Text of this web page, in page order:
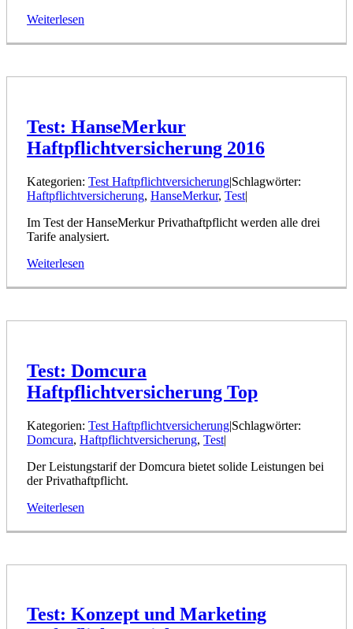
Weiterlesen
Test: HanseMerkur
Haftpflichtversicherung 2016
Kategorien: Test Haftpflichtversicherung|Schlagwörter:
Haftpflichtversicherung, HanseMerkur, Test|
Im Test der HanseMerkur Privathaftpflicht werden alle drei
Tarife analysiert.
Weiterlesen
Test: Domcura
Haftpflichtversicherung Top
Kategorien: Test Haftpflichtversicherung|Schlagwörter:
Domcura, Haftpflichtversicherung, Test|
Der Leistungstarif der Domcura bietet solide Leistungen bei
der Privathaftpflicht.
Weiterlesen
Test: Konzept und Marketing